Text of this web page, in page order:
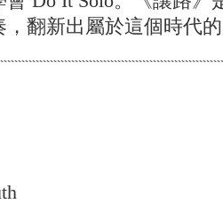
翻新出屬於這個時代